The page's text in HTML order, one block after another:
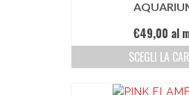
€49,00 al
SCEGLI LA